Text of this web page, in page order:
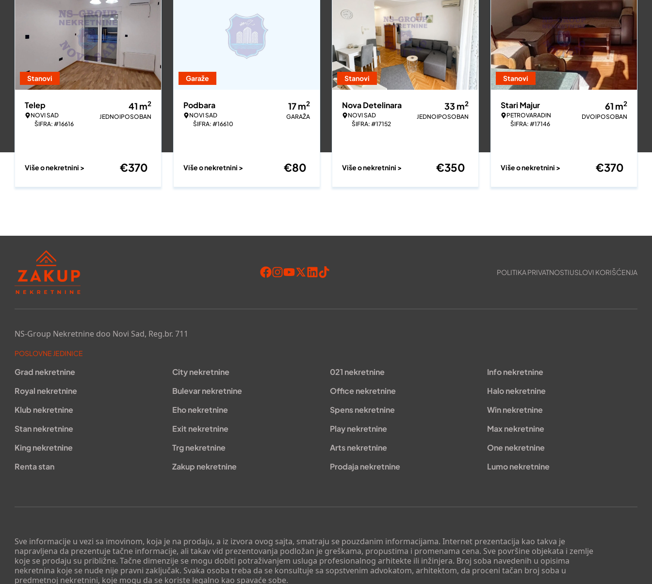
Stanovi
Telep
NOVI SAD
ŠIFRA: #16616
41 m2
JEDNOIPOSOBAN
Više o nekretnini > €370
Garaže
Podbara
NOVI SAD
ŠIFRA: #16610
17m2
GARAŽA
Više o nekretnini > €80
Stanovi
Nova Detelinara
NOVI SAD
ŠIFRA: #17152
33 m2
JEDNOIPOSOBAN
Više o nekretnini > €350
Stanovi
Stari Majur
PETROVARADIN
ŠIFRA: #17146
61 m2
DVOIPOSOBAN
Više o nekretnini > €370
POLITIKA PRIVATNOSTIUSLOVI KORIŠĆENJA
Sve informacije u vezi sa imovinom, koja je na prodaju, a iz izvora ovog sajta, smatraju se pouzdanim informacijama. Internet prezentacija kao takva je
napravljena da prezentuje tačne informacije, ali takav vid prezentovanja podložan je greškama, propustima i promenama cena. Sve površine objekata i zemlje
koje se prodaju su približne. Tačne dimenzije se mogu dobiti potraživanjem usluga profesionalnog arhitekte ili inžinjera. Broj soba navedenih u opisima
nekretnina koje se nude nije pravni zaključak. Svaka osoba treba da se konsultuje sa sopstvenim advokatom, arhitektom, da proceni tačan broj soba u
predmetnoj nekretnini, koje mogu da se koriste legalno kao spavaće sobe.
NS-Group Nekretnine doo Novi Sad, Reg.br. 711
POSLOVNE JEDINICE
Grad nekretnine City nekretnine 021 nekretnine
Info nekretnine
Royal nekretnine
Bulevar nekretnine Office nekretnine
Halo nekretnine
Klub nekretnine
Eho nekretnine Spens nekretnine
Win nekretnine
Stan nekretnine
Exit nekretnine Play nekretnine
Max nekretnine
King nekretnine
Trg nekretnine Arts nekretnine
One nekretnine
Renta stan
Zakup nekretnine Prodaja nekretnine Lumo nekretnine